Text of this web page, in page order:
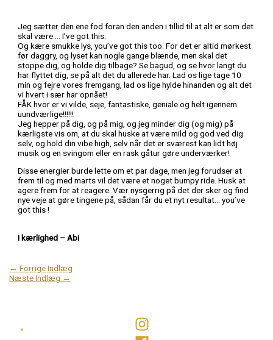
Jeg sætter den ene fod foran den anden i tillid til at alt er som det
skal være…. I’ve got this.
Og kære smukke lys, you’ve got this too. For det er altid mørkest
før daggry, og lyset kan nogle gange blænde, men skal det
stoppe dig, og holde dig tilbage? Se bagud, og se hvor langt du
har flyttet dig, se på alt det du allerede har. Lad os lige tage 10
min og fejre vores fremgang, lad os lige hylde hinanden og alt det
vi hvert i sær har opnået!
FÅK hvor er vi vilde, seje, fantastiske, geniale og helt igennem
uundværlige!!!!!!
Jeg hepper på dig, og på mig, og jeg minder dig (og mig) på
kærligste vis om, at du skal huske at være mild og god ved dig
selv, og hold din vibe high, selv når det er sværest kan lidt høj
musik og en svingom eller en rask gåtur gøre underværker!
Disse energier burde lette om et par dage, men jeg forudser at
frem til og med marts vil det være et noget bumpy ride. Husk at
agere frem for at reagere. Vær nysgerrig på det der sker og find
nye veje at gøre tingene på, sådan får du et nyt resultat… you’ve
got this !
I kærlighed – Abi
← Forrige Indlæg
Næste Indlæg →